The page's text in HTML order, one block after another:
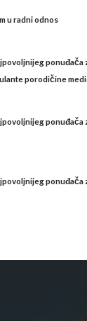
u radni odnos
ponuđača
porodičine
ponuđača
ponuđača